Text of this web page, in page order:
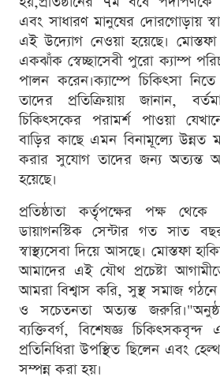
এবং সাধারণ মানুষের দোরগোড়ায়
এই উদ্যোগ নেওয়া হয়েছে। মোস্তফা
একঝাঁক স্বেচ্ছাসেবী পুরো ক্যাম্প
পালন করেন।​ক্যাম্পে চিকিৎসা
তাদের প্রতিক্রিয়ায় জানান,
চিকিৎসকের পরামর্শ পাওয়া
বাড়ির কাছে এমন বিনামূল্যে উন্নত
করার সুযোগ তাদের জন্য অত্যন্ত
হয়েছে।
​প্রতিষ্ঠাতা কর্তৃপক্ষের পক্ষ
ডায়াগনস্টিক সেন্টার গত সাত
স্বাস্থ্যসেবা দিয়ে আসছে। মোস্তফা
আমাদের এই যৌথ প্রচেষ্টা
আমরা বিশ্বাস করি, সুস্থ সমাজ গঠনে
ও সচেতনতা অত্যন্ত
ব্যক্তিবর্গ, বিশেষজ্ঞ
প্রতিনিধিরা উপস্থিত ছিলেন এবং
সম্পন্ন করা হয়।​